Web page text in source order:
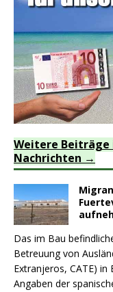
Weitere Beiträge
Nachrichten
Das im Bau
Betreuung von
Extranjeros, CATE)
Angaben der